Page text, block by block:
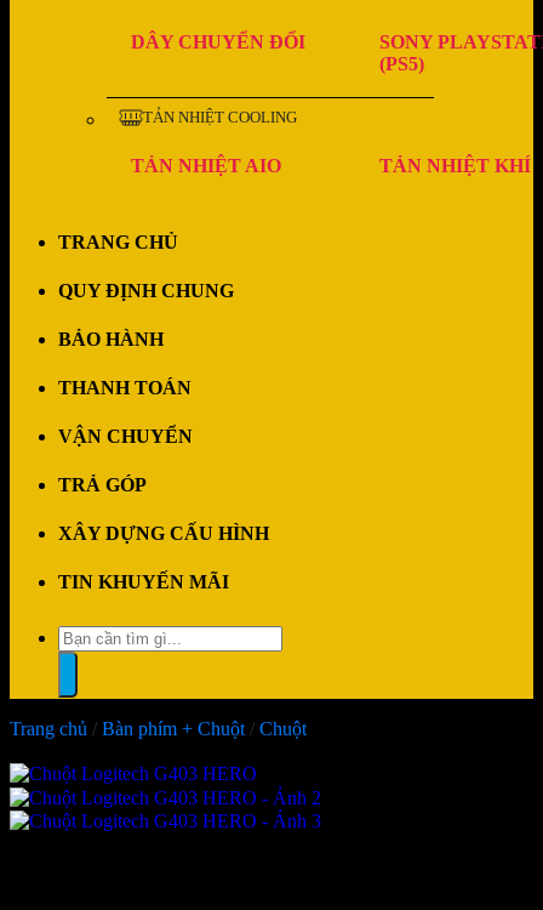
DÂY CHUYỂN ĐỔI
SONY
(PS5)
TẢN NHIỆT COOLING
TẢN NHIỆT AIO TẢN NHIỆT KHÍ
TRANG CHỦ
QUY ĐỊNH CHUNG
BẢO HÀNH
THANH TOÁN
VẬN CHUYỂN
TRẢ GÓP
XÂY DỰNG CẤU HÌNH
TIN KHUYẾN MÃI
Tìm
kiếm:
Trang chủ / Bàn phím + Chuột / Chuột